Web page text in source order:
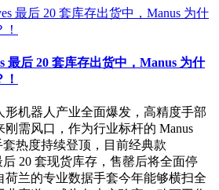
最后 20 套库存出货中，Manus 为什
形机器人产业全面爆发，高精度手部
需风口，作为行业标杆的 Manus
套热度持续登顶，目前经典款
后 20 套现货库存，售罄后将全面停
荷兰的专业数据手套今年能够横扫全